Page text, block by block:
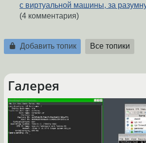
с виртуальной машины, за
(4 комментария)
Добавить топик Все топики
Галерея